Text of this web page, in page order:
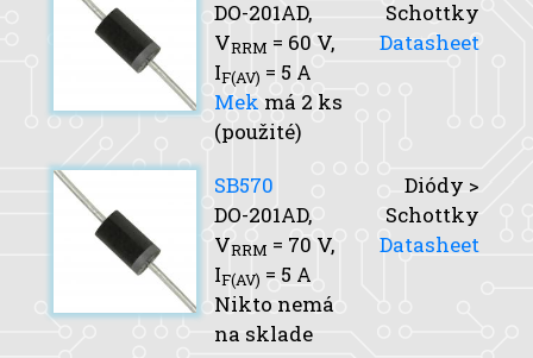
DO-201AD,
VRRM = 60 V,
IF(AV) = 5 A
Mek má 2 ks
(použité)
Schottky
Datasheet
SB570
DO-201AD,
VRRM = 70 V,
IF(AV) = 5 A
Nikto nemá
na sklade
Diódy >
Schottky
Datasheet